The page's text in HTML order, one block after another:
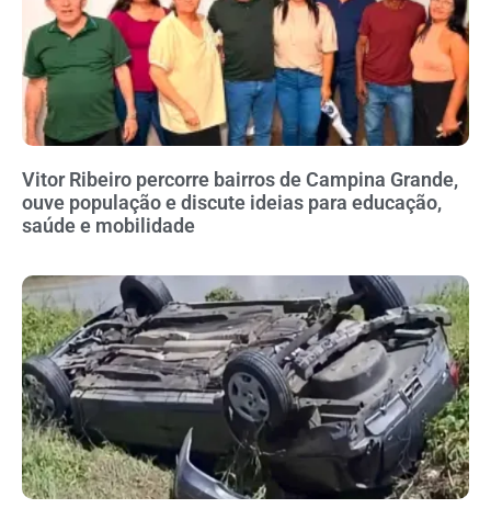
Vitor Ribeiro percorre bairros de Campina Grande,
ouve população e discute ideias para educação,
saúde e mobilidade